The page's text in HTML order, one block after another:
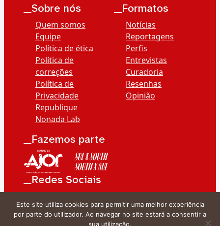
__Sobre nós
Quem somos
Equipe
Política de ética
Política de
correções
Política de
Privacidade
Republique
Nonada Lab
__Formatos
Notícias
Reportagens
Perfis
Entrevistas
Curadoria
Resenhas
Opinião
__Fazemos parte
__Redes Sociais
Este site utiliza cookies para permitir uma melhor experiência
por parte do utilizador. Ao navegar no site estará a consentir a
sua utilização.